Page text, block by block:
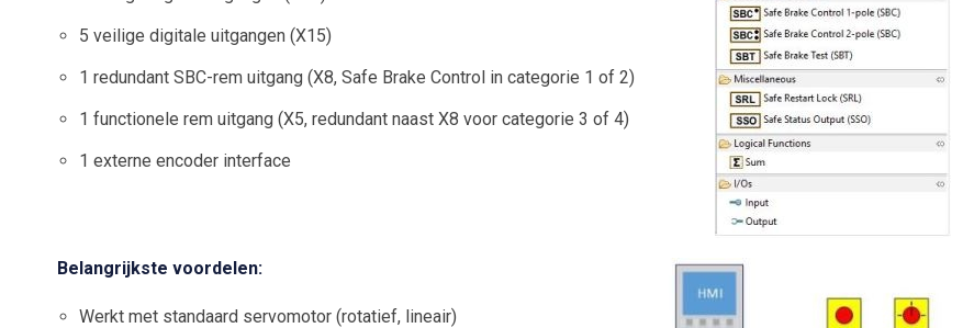
5 veilige digitale uitgangen (X15)
1 redundant SBC-rem uitgang (X8, Safe Brake Control in categorie 1 of 2)
1 functionele rem uitgang (X5, redundant naast X8 voor categorie 3 of 4)
1 externe encoder interface
Belangrijkste voordelen:
Werkt met standaard servomotor (rotatief, lineair)